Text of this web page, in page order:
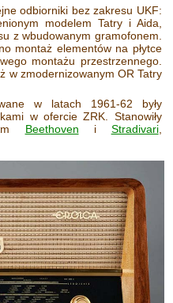
odbiorniki bez zakresu UKF:
modelem Tatry i Aida,
z wbudowanym gramofonem.
montaż elementów na płytce
montażu przestrzennego.
w zmodernizowanym OR Tatry
w latach 1961-62 były
w ofercie ZRK. Stanowiły
Beethoven i Stradivari,